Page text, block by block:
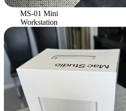
MS-01 Mini
Workstation